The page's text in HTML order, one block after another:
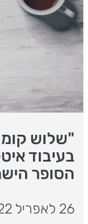
"שלוש
בעיבוד
הסופר
26 לאפריל 2022